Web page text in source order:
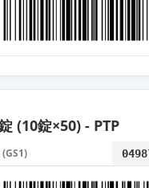
(10錠×50) - PTP